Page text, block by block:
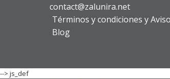
contact@zalunira.net
Términos y condiciones y
Blog
--> js_def